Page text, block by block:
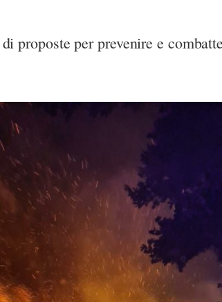
proposte per prevenire e